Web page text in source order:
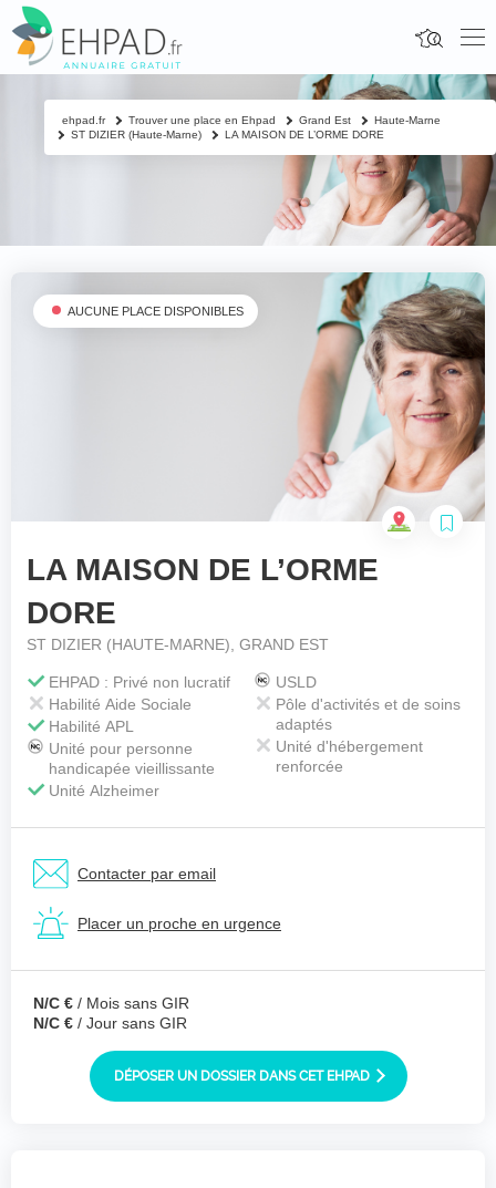
Fermer
Contacter un proche
Nom & prénom du résident à contacter *
Votre téléphone*
Joindre des fichiers (lettre manuscrite,
dessin, photo ..)
Déposer les
fichiers ici ou
Sélectionnez
des fichiers
AUCUNE PLACE DISPONIBLES
LA MAISON DE L’ORME
DORE
ST DIZIER (HAUTE-MARNE), GRAND EST
EHPAD : Privé non lucratif
Habilité Aide Sociale
Habilité APL
Unité pour personne
handicapée vieillissante
Unité Alzheimer
USLD
Pôle d'activités et de soins
adaptés
Unité d'hébergement
renforcée
Contacter par email
Placer un proche en urgence
N/C € / Mois sans GIR
N/C € / Jour sans GIR
DÉPOSER UN DOSSIER DANS CET EHPAD
ehpad.fr Trouver une place en Ehpad Grand Est
Haute-Marne
ST DIZIER (Haute-Marne)
LA MAISON DE L’ORME DORE